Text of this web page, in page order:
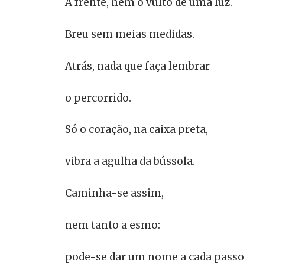
Breu sem meias medidas.
Atrás, nada que faça lembrar
o percorrido.
Só o coração, na caixa preta,
vibra a agulha da bússola.
Caminha-se assim,
nem tanto a esmo:
pode-se dar um nome a cada passo